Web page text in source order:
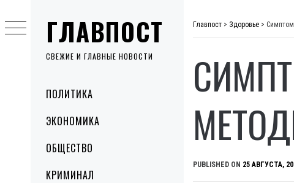
ГЛАВПОСТ
СВЕЖИЕ И ГЛАВНЫЕ НОВОСТИ
MenuПОЛИТИКА
ЭКОНОМИКА
ОБЩЕСТВО
КРИМИНАЛ
to
content
Главпост > Здоровье >
PUBLISHED ON 25 АВГУСТА,